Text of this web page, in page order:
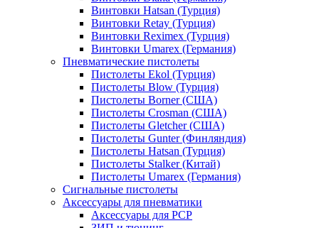
Винтовки Hatsan (Турция)
Винтовки Retay (Турция)
Винтовки Reximex (Турция)
Винтовки Umarex (Германия)
Пневматические пистолеты
Пистолеты Ekol (Турция)
Пистолеты Blow (Турция)
Пистолеты Borner (США)
Пистолеты Crosman (США)
Пистолеты Gletcher (США)
Пистолеты Gunter (Финляндия)
Пистолеты Hatsan (Турция)
Пистолеты Stalker (Китай)
Пистолеты Umarex (Германия)
Сигнальные пистолеты
Аксессуары для пневматики
Аксессуары для PCP